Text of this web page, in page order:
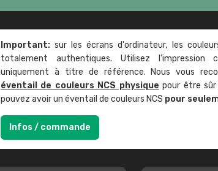
Important: sur les écrans d'ordinateur, les
totalement authentiques. Utilisez
uniquement à titre de référence. Nous vous
éventail de couleurs NCS physique pour être sûr
pouvez avoir un éventail de couleurs NCS pour
Infos / commande